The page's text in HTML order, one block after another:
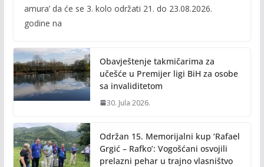
b
o
k
n
k
amura’ da će se 3. kolo održati 21. do 23.08.2026.
godine na
Obavještenje takmičarima za
učešće u Premijer ligi BiH za osobe
sa invaliditetom
30. Jula 2026.
Održan 15. Memorijalni kup ‘Rafael
Grgić – Rafko’: Vogošćani osvojili
prelazni pehar u trajno vlasništvo